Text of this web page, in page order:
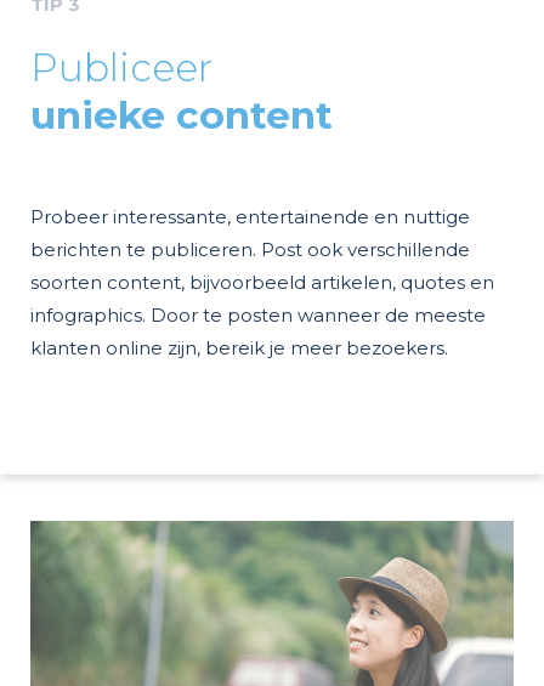
Publiceer
unieke content
Probeer interessante, entertainende en nuttige
berichten te publiceren. Post ook verschillende
soorten content, bijvoorbeeld artikelen, quotes en
infographics. Door te posten wanneer de meeste
klanten online zijn, bereik je meer bezoekers.